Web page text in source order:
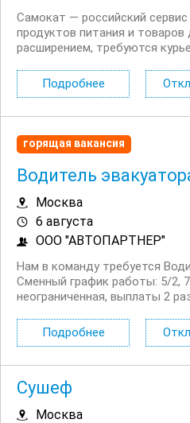
Самокат — российский
продуктов питания и товаров
расширением, требуются
или пешком. Условия:
Страховка на время доставок.
Подробнее
горящая вакансия
Водитель
Москва
6 августа
ООО "АВТОПАРТНЕР"
Нам в команду требуется
Сменный график работы: 5/2,
неограниченная, выплаты 2
Ремонт и топливо за счет
Подробнее
Сушеф
Москва